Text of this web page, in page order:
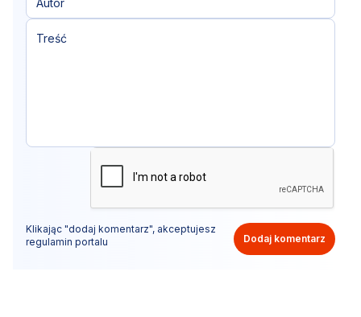
Klikając "dodaj komentarz", akceptujesz
regulamin portalu
Dodaj komentarz